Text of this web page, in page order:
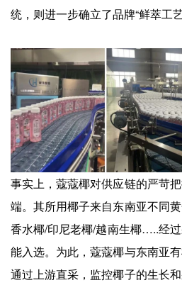
统，则进一步确立了品牌“鲜萃工艺
事实上，蔻蔻椰对供应链的严苛
端。其所用椰子来自东南亚不同
香水椰/印尼老椰/越南生椰…..经
能入选。为此，蔻蔻椰与东南亚
通过上游直采，监控椰子的生长